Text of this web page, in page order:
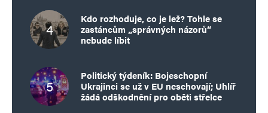
Kdo rozhoduje, co je lež? Tohle se
zastáncům „správných názorů“
nebude líbit
Politický týdeník: Bojeschopní
Ukrajinci se už v EU neschovají; Uhlíř
žádá odškodnění pro oběti střelce